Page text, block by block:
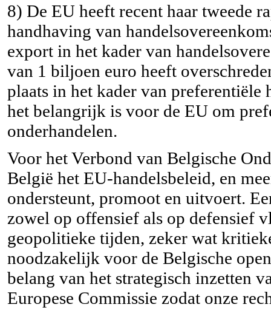
8) De EU heeft recent haar tweede
handhaving van
export in het kader van
van 1 biljoen euro heeft
plaats in het kader van
het belangrijk is voor de EU om
onderhandelen.
Voor het Verbond van Belgische
België het EU-handelsbeleid, en
ondersteunt, promoot en uitvoert.
zowel op offensief als op defensief
geopolitieke tijden, zeker wat
noodzakelijk voor de Belgische
belang van het strategisch inzetten
Europese Commissie zodat onze